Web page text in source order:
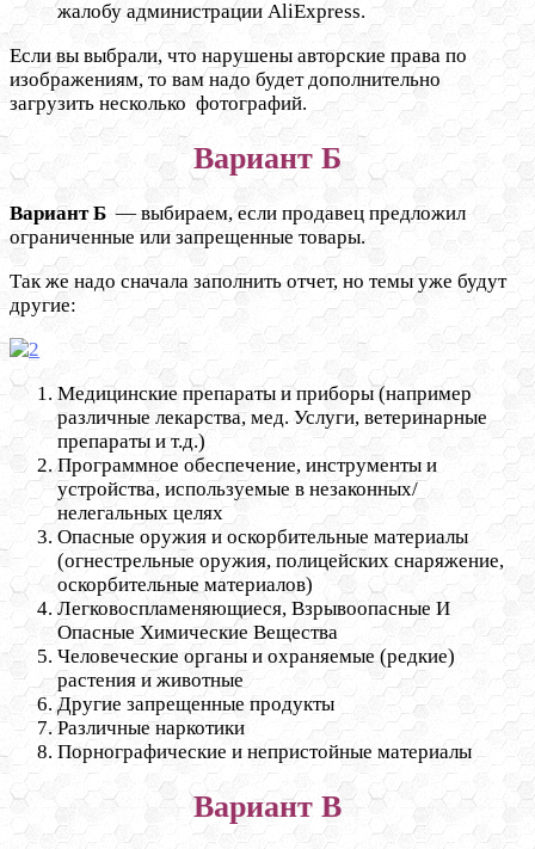
жалобу администрации AliExpress.
Если вы выбрали, что нарушены авторские права по
изображениям, то вам надо будет дополнительно
загрузить несколько фотографий.
Вариант Б
Вариант Б — выбираем, если продавец предложил
ограниченные или запрещенные товары.
Так же надо сначала заполнить отчет, но темы уже будут
другие:
Медицинские препараты и приборы (например
различные лекарства, мед. Услуги, ветеринарные
препараты и т.д.)
Программное обеспечение, инструменты и
устройства, используемые в незаконных/
нелегальных целях
Опасные оружия и оскорбительные материалы
(огнестрельные оружия, полицейских снаряжение,
оскорбительные материалов)
Легковоспламеняющиеся, Взрывоопасные И
Опасные Химические Вещества
Человеческие органы и охраняемые (редкие)
растения и животные
Другие запрещенные продукты
Различные наркотики
Порнографические и непристойные материалы
Вариант В